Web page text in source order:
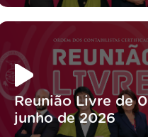
Reunião Livre de
junho de 2026